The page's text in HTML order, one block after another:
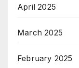
April 2025
March 2025
February 2025